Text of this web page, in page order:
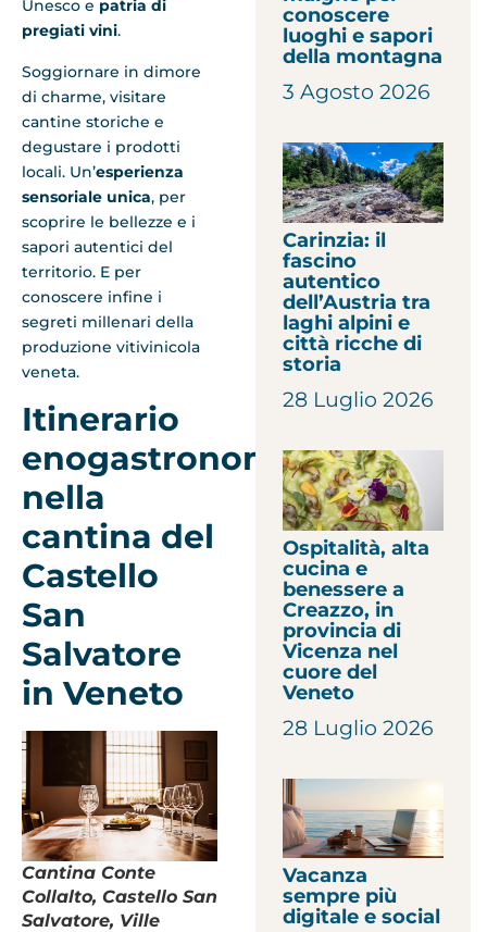
Unesco e patria di
pregiati vini.
Soggiornare in dimore
di charme, visitare
cantine storiche e
degustare i prodotti
locali. Un’esperienza
sensoriale unica, per
scoprire le bellezze e i
sapori autentici del
territorio. E per
conoscere infine i
segreti millenari della
produzione vitivinicola
veneta.
Itinerario
enogastronomico:
nella
cantina del
Castello
San
Salvatore
in Veneto
Cantina Conte
Collalto, Castello San
Salvatore, Ville
conoscere
luoghi e sapori
della montagna
3 Agosto 2026
Carinzia: il
fascino
autentico
dell’Austria tra
laghi alpini e
città ricche di
storia
28 Luglio 2026
Ospitalità, alta
cucina e
benessere a
Creazzo, in
provincia di
Vicenza nel
cuore del
Veneto
28 Luglio 2026
Vacanza
sempre più
digitale e social